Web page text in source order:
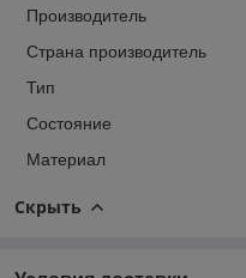
Производитель
Страна производитель
Тип
Состояние
Материал
Скрыть